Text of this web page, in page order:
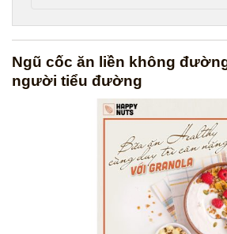
Ngũ cốc ăn liền không
người tiểu đường